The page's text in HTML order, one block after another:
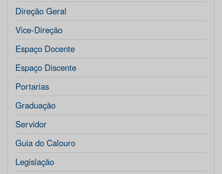
Direção Geral
Vice-Direção
Espaço Docente
Espaço Discente
Portarias
Graduação
Servidor
Guia do Calouro
Legislação